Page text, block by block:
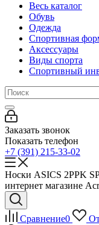
Весь каталог
Обувь
Одежда
Спортивная
Аксессуары
Виды спорта
Спортивный
Заказать звонок
Показать телефон
+7 (391) 215-33-02
Носки ASICS 2PPK
интернет магазине
Сравнение0